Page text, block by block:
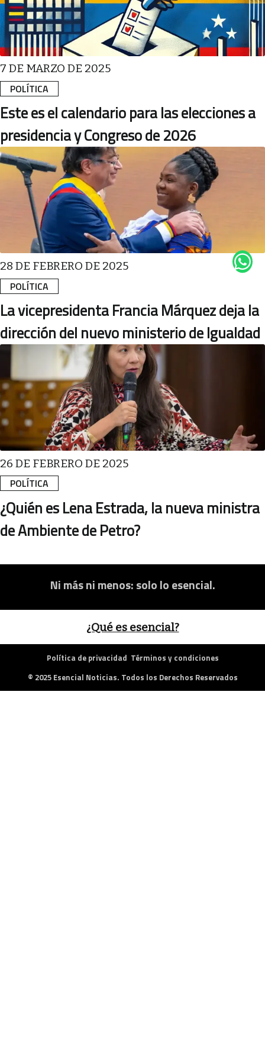
POLÍTICA
7 DE MARZO DE 2025
Este es el calendario para las elecciones a
presidencia y Congreso de 2026
POLÍTICA
28 DE FEBRERO DE 2025
La vicepresidenta Francia Márquez deja la
dirección del nuevo ministerio de Igualdad
POLÍTICA
26 DE FEBRERO DE 2025
¿Quién es Lena Estrada, la nueva ministra
de Ambiente de Petro?
Ni más ni menos: solo lo esencial.
¿Qué es esencial?
Política de privacidad Términos y condiciones
© 2025 Esencial Noticias. Todos los Derechos Reservados